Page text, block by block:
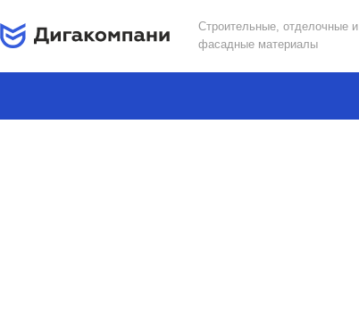
Строительные, отделочные и
фасадные материалы